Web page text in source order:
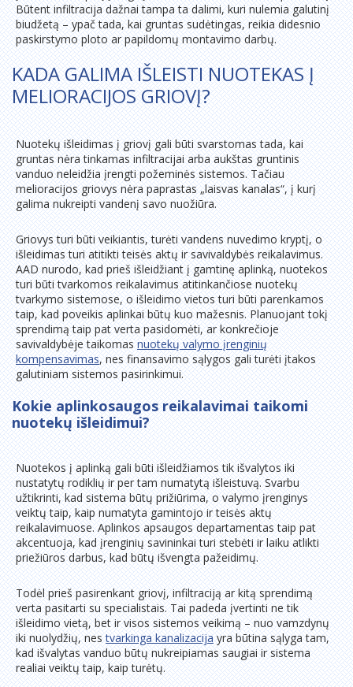
Būtent infiltracija dažnai tampa ta dalimi, kuri nulemia galutinį
biudžetą – ypač tada, kai gruntas sudėtingas, reikia didesnio
paskirstymo ploto ar papildomų montavimo darbų.
KADA GALIMA IŠLEISTI NUOTEKAS Į
MELIORACIJOS GRIOVĮ?
Nuotekų išleidimas į griovį gali būti svarstomas tada, kai
gruntas nėra tinkamas infiltracijai arba aukštas gruntinis
vanduo neleidžia įrengti požeminės sistemos. Tačiau
melioracijos griovys nėra paprastas „laisvas kanalas“, į kurį
galima nukreipti vandenį savo nuožiūra.
Griovys turi būti veikiantis, turėti vandens nuvedimo kryptį, o
išleidimas turi atitikti teisės aktų ir savivaldybės reikalavimus.
AAD nurodo, kad prieš išleidžiant į gamtinę aplinką, nuotekos
turi būti tvarkomos reikalavimus atitinkančiose nuotekų
tvarkymo sistemose, o išleidimo vietos turi būti parenkamos
taip, kad poveikis aplinkai būtų kuo mažesnis. Planuojant tokį
sprendimą taip pat verta pasidomėti, ar konkrečioje
savivaldybėje taikomasnuotekų valymo įrenginių
kompensavimas, nes finansavimo sąlygos gali turėti įtakos
galutiniam sistemos pasirinkimui.
Kokie aplinkosaugos reikalavimai taikomi
nuotekų išleidimui?
Nuotekos į aplinką gali būti išleidžiamos tik išvalytos iki
nustatytų rodiklių ir per tam numatytą išleistuvą. Svarbu
užtikrinti, kad sistema būtų prižiūrima, o valymo įrenginys
veiktų taip, kaip numatyta gamintojo ir teisės aktų
reikalavimuose. Aplinkos apsaugos departamentas taip pat
akcentuoja, kad įrenginių savininkai turi stebėti ir laiku atlikti
priežiūros darbus, kad būtų išvengta pažeidimų.
Todėl prieš pasirenkant griovį, infiltraciją ar kitą sprendimą
verta pasitarti su specialistais. Tai padeda įvertinti ne tik
išleidimo vietą, bet ir visos sistemos veikimą – nuo vamzdynų
iki nuolydžių, nestvarkinga kanalizacijayra būtina sąlyga tam,
kad išvalytas vanduo būtų nukreipiamas saugiai ir sistema
realiai veiktų taip, kaip turėtų.